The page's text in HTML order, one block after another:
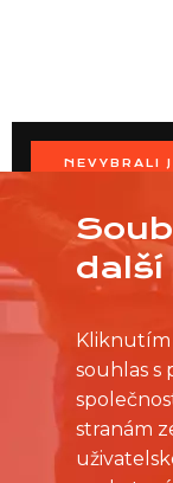
NEVYBRALI
OSLOVTE
další
Kliknutím
souhlas s
stranám